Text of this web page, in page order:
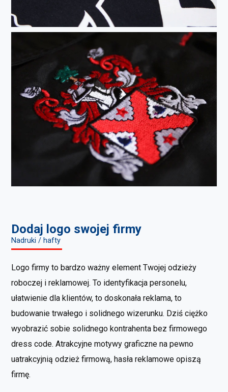
Dodaj logo swojej firmy
Nadruki / hafty
Logo firmy to bardzo ważny element Twojej odzieży
roboczej i reklamowej. To identyfikacja personelu,
ułatwienie dla klientów, to doskonała reklama, to
budowanie trwałego i solidnego wizerunku. Dziś ciężko
wyobrazić sobie solidnego kontrahenta bez firmowego
dress code. Atrakcyjne motywy graficzne na pewno
uatrakcyjnią odzież firmową, hasła reklamowe opiszą
firmę.